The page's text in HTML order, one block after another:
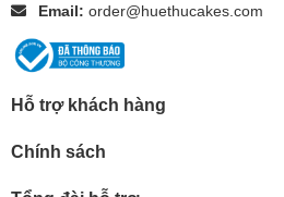
Email: order@huethucakes.com
Hỗ trợ khách hàng
Chính sách